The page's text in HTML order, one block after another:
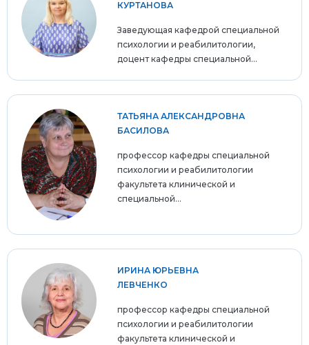
КУРТАНОВА
Заведующая кафедрой специальной
психологии и реабилитологии,
доцент кафедры специальной...
ТАТЬЯНА АЛЕКСАНДРОВНА
БАСИЛОВА
профессор кафедры специальной
психологии и реабилитологии
факультета клинической и
специальной...
ИРИНА ЮРЬЕВНА
ЛЕВЧЕНКО
профессор кафедры специальной
психологии и реабилитологии
факультета клинической и